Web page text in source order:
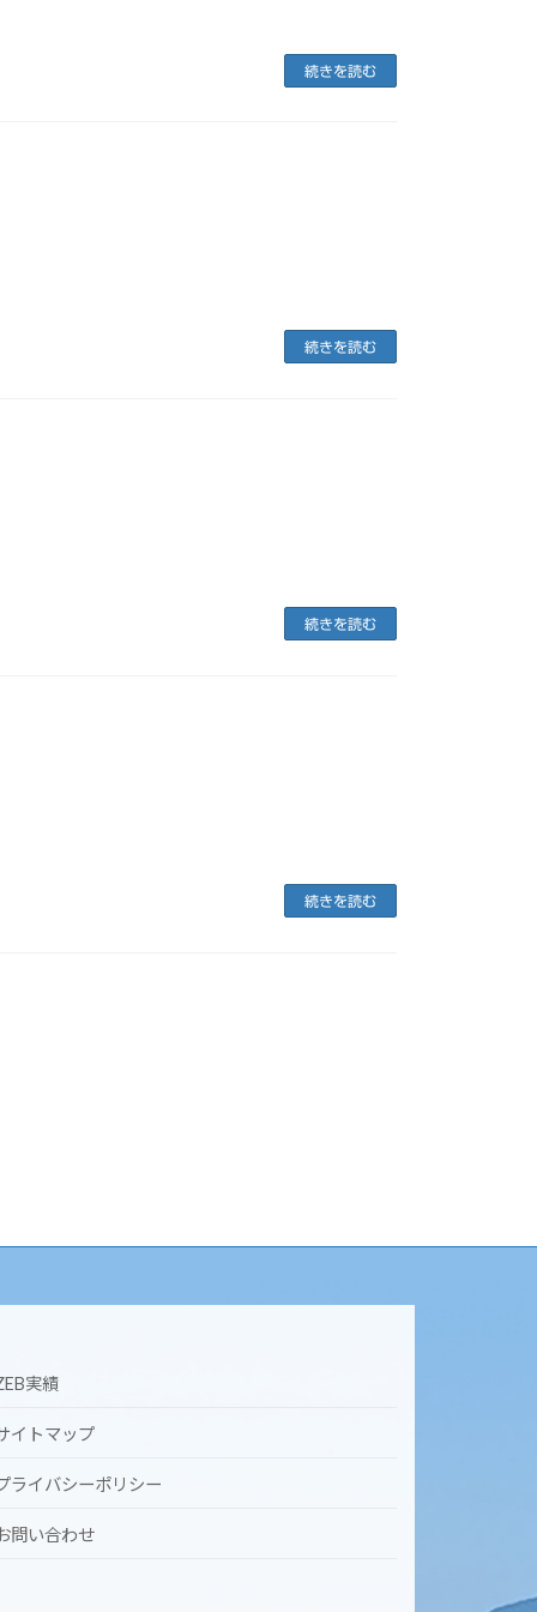
続きを読む
続きを読む
続きを読む
続きを読む
実績
イトマップ
ライバシーポリシー
問い合わせ